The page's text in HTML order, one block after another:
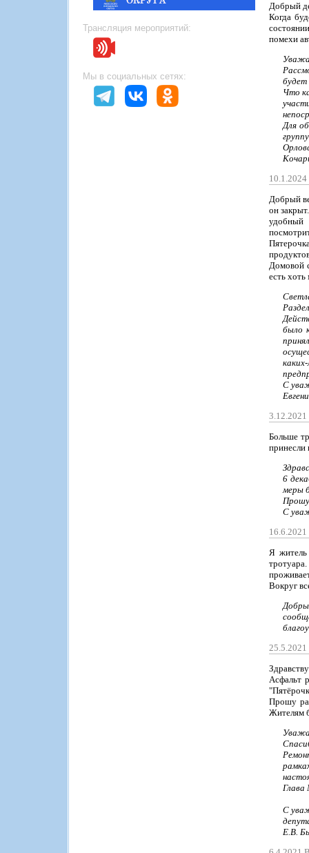
Трансляция мероприятий:
Мы в социальных сетях:
Добрый
Когда
помехи
будет
Что
Для
Добрый
он
удобный
Домовой
есть
было
С
Больше
принесли
6
меры
Прошу
С
Я житель
Вокруг
Асфальт
Прошу
Жителям
Глава
С
Е.В.